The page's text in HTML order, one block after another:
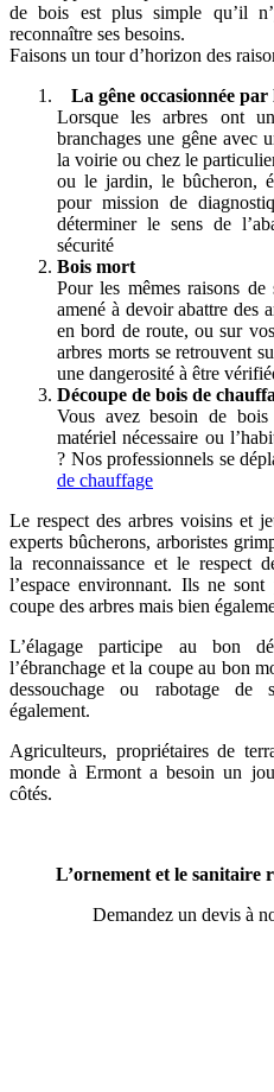
de bois est plus simple qu’il
reconnaître ses besoins.
Faisons un tour d’horizon des
La gêne occasionnée par
Lorsque les arbres ont
branchages une gêne avec
la voirie ou chez le
ou le jardin, le bûcheron,
pour mission de
déterminer le sens de
sécurité
Bois mort
Pour les mêmes raisons
amené à devoir abattre des
en bord de route, ou sur
arbres morts se retrouvent
une dangerosité à être
Découpe de bois de
Vous avez besoin de
matériel nécessaire ou
? Nos professionnels se
de chauffage
Le respect des arbres voisins et
experts bûcherons, arboristes
la reconnaissance et le respect
l’espace environnant. Ils ne sont
coupe des arbres mais bien
L’élagage participe au bon
l’ébranchage et la coupe au bon
dessouchage ou rabotage de
également.
Agriculteurs, propriétaires de
monde à Ermont a besoin un
côtés.
L’ornement et le sanitaire
Demandez un devis à